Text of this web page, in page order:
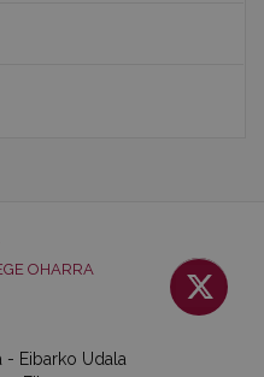
OHARRA
- Eibarko Udala